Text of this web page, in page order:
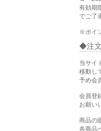
有効期
でご了
※ポイ
注
当サイ
移動し
予め会
会員登
お願い
商品の
各商品